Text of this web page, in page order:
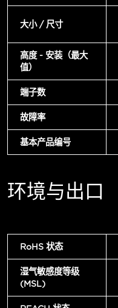
大小 / 尺寸
高度 - 安装（最大
值）
端子数
故障率
基本产品编号
环境与出口
RoHS 状态
湿气敏感度等级
(MSL)